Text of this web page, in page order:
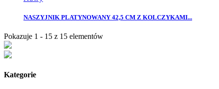
NASZYJNIK PLATYNOWANY 42,5 CM Z KOLCZYKAMI...
Pokazuje 1 - 15 z 15 elementów
Kategorie